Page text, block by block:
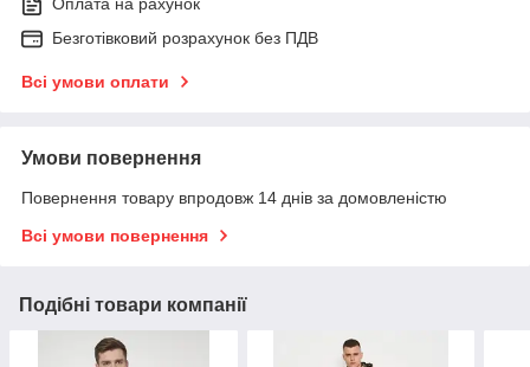
Оплата на рахунок
Безготівковий розрахунок без ПДВ
Всі умови оплати
Умови повернення
Повернення товару впродовж 14 днів за домовленістю
Всі умови повернення
Подібні товари компанії